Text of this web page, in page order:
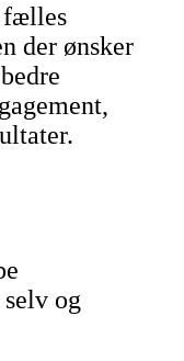
fælles
der ønsker
og